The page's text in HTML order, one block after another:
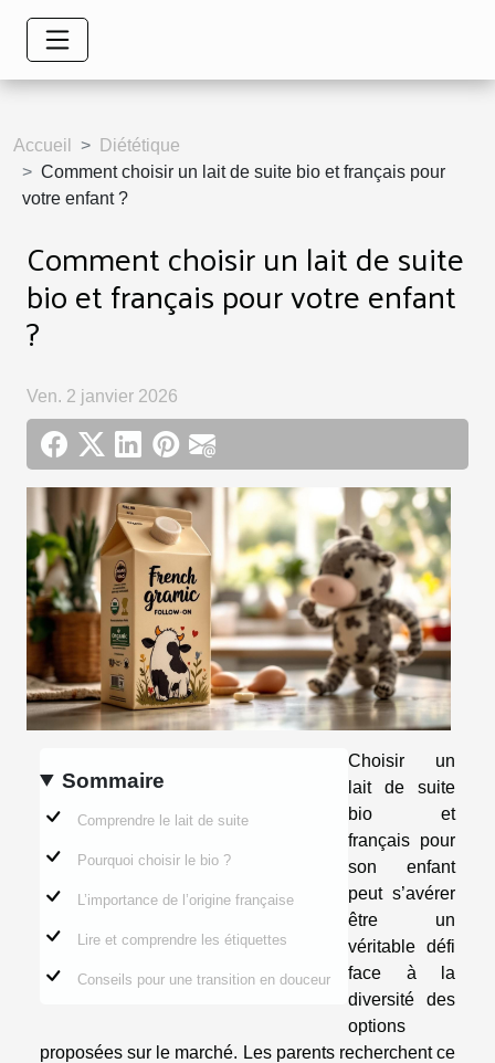
Accueil
Diététique
Comment choisir un lait de suite bio et français pour
votre enfant ?
Comment choisir un lait de suite
bio et français pour votre enfant
?
Ven. 2 janvier 2026
Sommaire
Comprendre le lait de suite
Pourquoi choisir le bio ?
L’importance de l’origine française
Lire et comprendre les étiquettes
Conseils pour une transition en douceur
Choisir un
lait de suite
bio et
français pour
son enfant
peut s’avérer
être un
véritable défi
face à la
diversité des
options
proposées sur le marché. Les parents recherchent ce